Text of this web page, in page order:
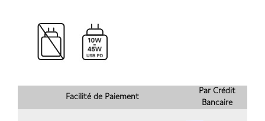
Facilité de Paiement
Par Crédit
Bancaire